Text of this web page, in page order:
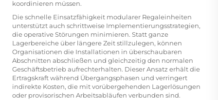
koordinieren müssen.
Die schnelle Einsatzfähigkeit modularer Regaleinheiten
unterstützt auch schrittweise Implementierungsstrategien,
die operative Störungen minimieren. Statt ganze
Lagerbereiche über längere Zeit stillzulegen, können
Organisationen die Installationen in überschaubaren
Abschnitten abschließen und gleichzeitig den normalen
Geschäftsbetrieb aufrechterhalten. Dieser Ansatz erhält die
Ertragskraft während Übergangsphasen und verringert
indirekte Kosten, die mit vorübergehenden Lagerlösungen
oder provisorischen Arbeitsabläufen verbunden sind.